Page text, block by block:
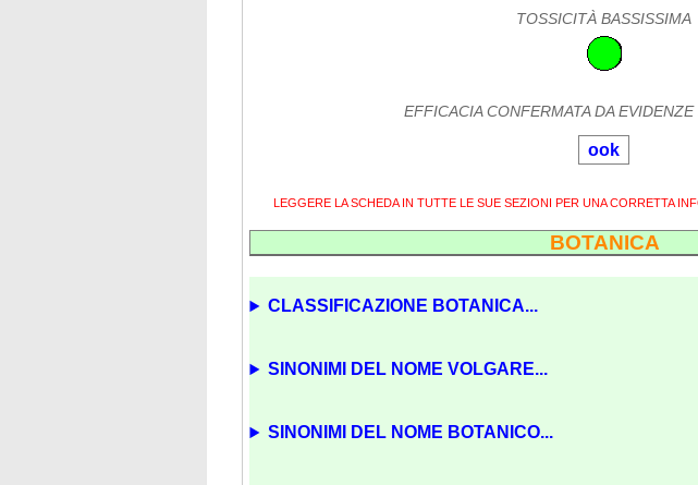
TOSSICITÀ BASSISSIMA
EFFICACIA CONFERMATA DA
ook
LEGGERE LA SCHEDA IN TUTTE LE SUE SEZIONI PER UNA CORRETTA
BOTANICA
CLASSIFICAZIONE BOTANICA...
SINONIMI DEL NOME VOLGARE...
SINONIMI DEL NOME BOTANICO...